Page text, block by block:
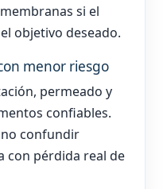
si el
objetivo deseado.
menor riesgo
permeado y
confiables.
confundir
con pérdida real de